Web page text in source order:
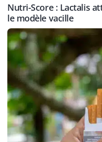
Nutri-Score : Lactalis
le modèle vacille